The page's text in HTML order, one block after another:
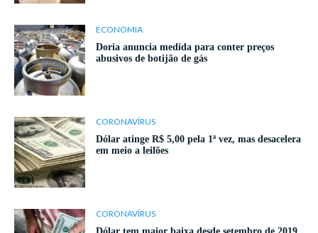
ECONOMIA
Doria anuncia medida para conter preços
abusivos de botijão de gás
CORONAVÍRUS
Dólar atinge R$ 5,00 pela 1ª vez, mas desacelera
em meio a leilões
CORONAVÍRUS